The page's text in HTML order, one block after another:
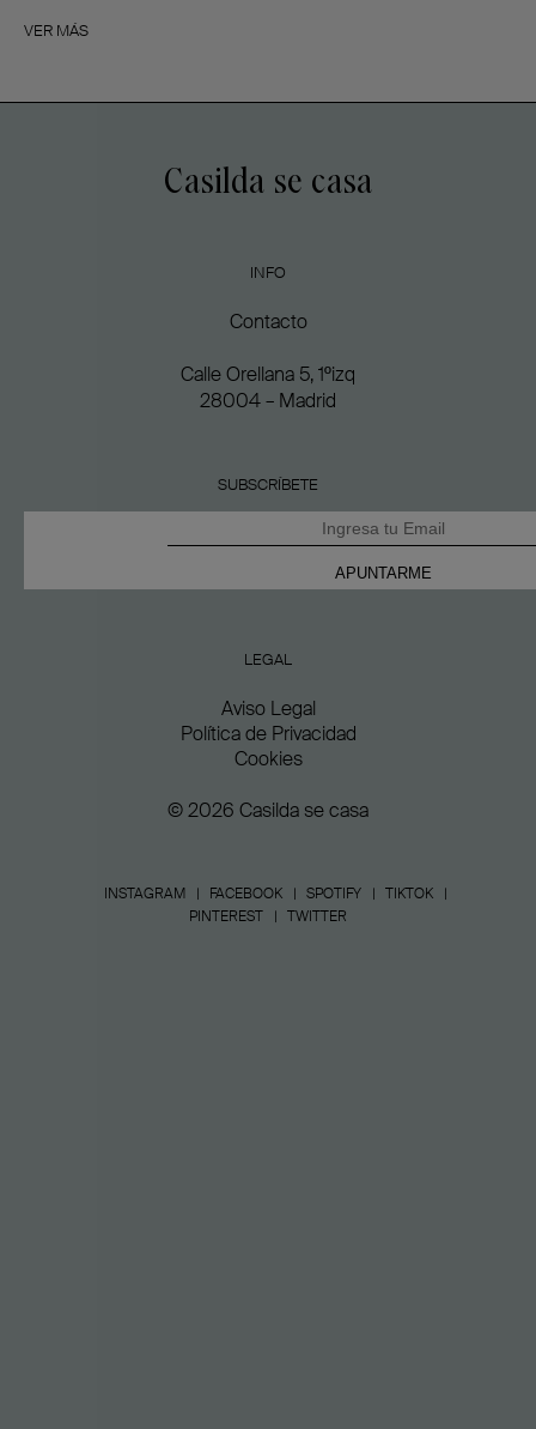
VER MÁS
Casilda se casa
INFO
Contacto
Calle Orellana 5, 1ºizq
28004 – Madrid
SUBSCRÍBETE
LEGAL
Aviso Legal
Política de Privacidad
Cookies
© 2026 Casilda se casa
INSTAGRAM FACEBOOK SPOTIFY
TIKTOK
PINTEREST
TWITTER